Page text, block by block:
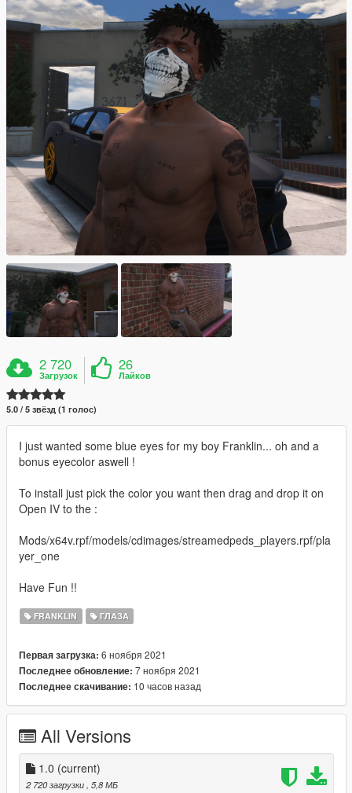
2 720
Загрузок
26
Лайков
5.0 / 5 звёзд (1 голос)
I just wanted some blue eyes for my boy Franklin... oh and a
bonus eyecolor aswell !
To install just pick the color you want then drag and drop it on
Open IV to the :
Mods/x64v.rpf/models/cdimages/streamedpeds_players.rpf/pla
yer_one
Have Fun !!
FRANKLIN ГЛАЗА
Первая загрузка: 6 ноября 2021
Последнее обновление: 7 ноября 2021
Последнее скачивание: 10 часов назад
All Versions
1.0 (current)
2 720 загрузки, 5,8 МБ